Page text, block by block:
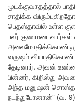
முடக்குவாதத்தால்
சாதிக்க
பெதஸ்தாவில் உள்ள
பலர் குணமடைவார்கள்
வருஷம்
தேடினார். அவன்
பின்னர், கிறிஸ்து
அந்த மனுஷன்
நடந்துபோனான்” (வ. 9)